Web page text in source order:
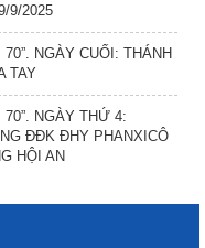
9/2025
NGÀY CUỐI: THÁNH
TAY
70”. NGÀY THỨ 4:
ĐĐK ĐHY PHANXICÔ
HỘI AN